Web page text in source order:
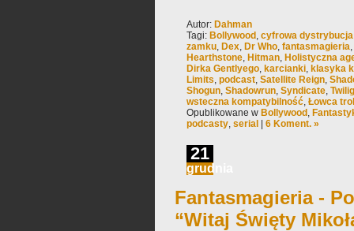
Autor: Dahman
Tagi: Bollywood , cyfrowa dystrybucja
zamku, Dex, Dr Who, fantasmagieria,
Hearthstone, Hitman, Holistyczna
Dirka Gentlyego, karcianki, klasyka
Limits, podcast, Satellite Reign,
Shogun, Shadowrun, Syndicate,
wsteczna kompatybilność, Łowca
Opublikowane w Bollywood ,
podcasty, serial 6 Koment. »
21
grudnia
Fantasmagieria -
“Witaj Święty